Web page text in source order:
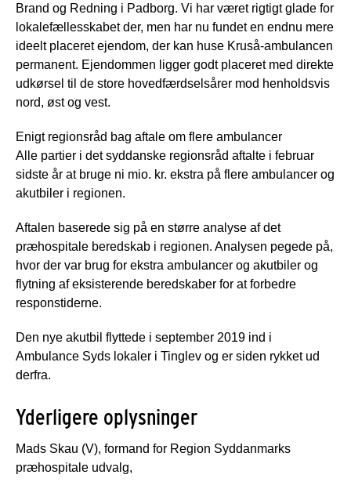
Brand og Redning i Padborg. Vi har været rigtigt glade for
lokalefællesskabet der, men har nu fundet en endnu mere
ideelt placeret ejendom, der kan huse Kruså-ambulancen
permanent. Ejendommen ligger godt placeret med direkte
udkørsel til de store hovedfærdselsårer mod henholdsvis
nord, øst og vest.
Enigt regionsråd bag aftale om flere ambulancer
Alle partier i det syddanske regionsråd aftalte i februar
sidste år at bruge ni mio. kr. ekstra på flere ambulancer og
akutbiler i regionen.
Aftalen baserede sig på en større analyse af det
præhospitale beredskab i regionen. Analysen pegede på,
hvor der var brug for ekstra ambulancer og akutbiler og
flytning af eksisterende beredskaber for at forbedre
responstiderne.
Den nye akutbil flyttede i september 2019 ind i
Ambulance Syds lokaler i Tinglev og er siden rykket ud
derfra.
Yderligere oplysninger
Mads Skau (V), formand for Region Syddanmarks
præhospitale udvalg,